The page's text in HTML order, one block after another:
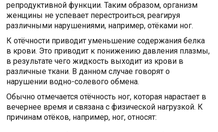
репродуктивной функции. Таким образом, организм
женщины не успевает перестроиться, реагируя
различными нарушениями, например, отёками ног.
К отёчности приводит уменьшение содержания белка
в крови. Это приводит к понижению давления плазмы,
в результате чего жидкость выходит из крови в
различные ткани. В данном случае говорят о
нарушении водно-солевого обмена.
Обычно отмечается отёчность ног, которая нарастает в
вечернее время и связана с физической нагрузкой. К
причинам отёков, например, ног, относят: